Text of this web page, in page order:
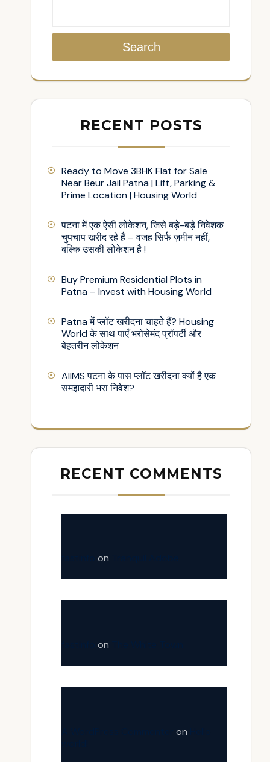
Search
RECENT POSTS
Ready to Move 3BHK Flat for Sale
Near Beur Jail Patna | Lift, Parking &
Prime Location | Housing World
पटना में एक ऐसी लोकेशन, जिसे बड़े-बड़े निवेशक
चुपचाप खरीद रहे हैं – वजह सिर्फ ज़मीन नहीं,
बल्कि उसकी लोकेशन है !
Buy Premium Residential Plots in
Patna – Invest with Housing World
Patna में प्लॉट खरीदना चाहते हैं? Housing
World के साथ पाएँ भरोसेमंद प्रॉपर्टी और
बेहतरीन लोकेशन
AIIMS पटना के पास प्लॉट खरीदना क्यों है एक
समझदारी भरा निवेश?
RECENT COMMENTS
on
on
on